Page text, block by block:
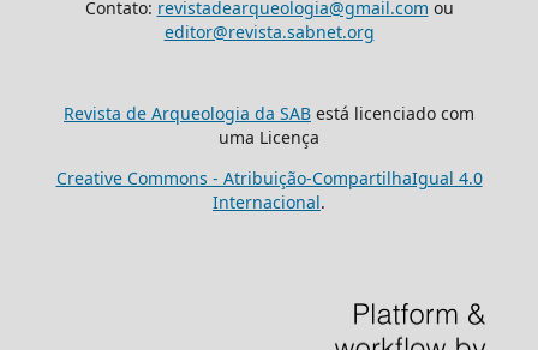
Contato: revistadearqueologia@gmail.com ou
editor@revista.sabnet.org
Revista de Arqueologia da SAB está licenciado com
uma Licença
Creative Commons - Atribuição-CompartilhaIgual 4.0
Internacional.